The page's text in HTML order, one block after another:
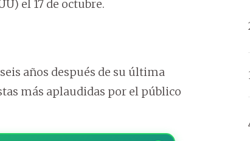
el 17 de octubre.
seis años después de su última
más aplaudidas por el público